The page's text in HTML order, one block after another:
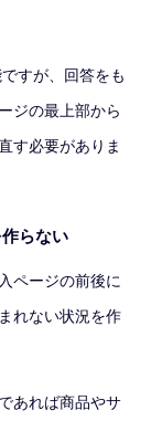
すが、回答をも
ジの最上部から
す必要がありま
らない
ページの前後に
れない状況を作
あれば商品やサ